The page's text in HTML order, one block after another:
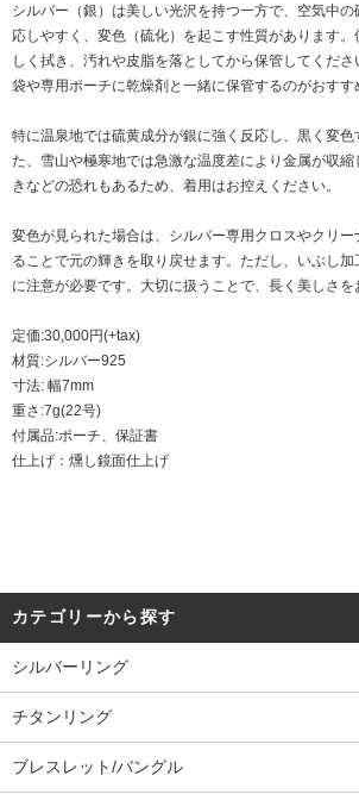
シルバー（銀）は美しい光沢を持つ一方で、空気中
応しやすく、変色（硫化）を起こす性質があります
しく拭き、汚れや皮脂を落としてから保管してくだ
袋や専用ポーチに乾燥剤と一緒に保管するのがおすす
特に温泉地では硫黄成分が銀に強く反応し、黒く変色
た、雪山や極寒地では急激な温度差により金属が収
きなどの恐れもあるため、着用はお控えください。
変色が見られた場合は、シルバー専用クロスやクリ
ることで元の輝きを取り戻せます。ただし、いぶし
に注意が必要です。大切に扱うことで、長く美しさを
定価:30,000円(+tax)
材質:シルバー925
寸法: 幅7mm
重さ:7g(22号)
付属品:ポーチ、保証書
仕上げ：燻し鏡面仕上げ
カテゴリーから探す
シルバーリング
チタンリング
ブレスレット/バングル